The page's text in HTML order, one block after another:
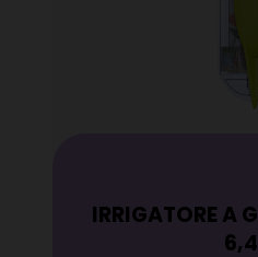
IRRIGATORE A